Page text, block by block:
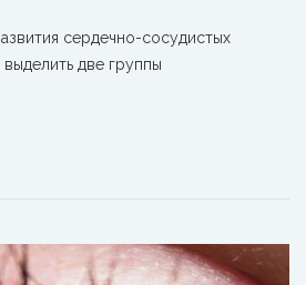
сердечно-сосудистых
две группы